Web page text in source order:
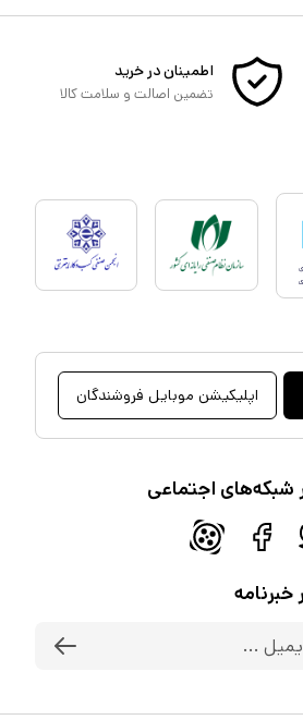
اطمینان در خرید
تضمین اصالت و سلامت کالا
اپلیکیشن موبایل فروشندگان
شبکه‌های اجتماعی